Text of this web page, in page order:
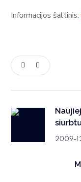
Informacijos šaltinis:
2009-